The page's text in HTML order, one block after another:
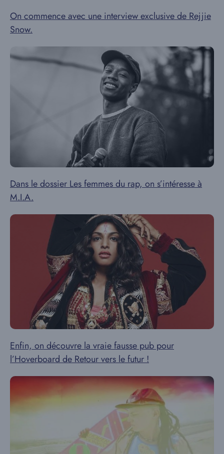
On commence avec une interview exclusive de Rejjie
Snow.
Dans le dossier Les femmes du rap, on s’intéresse à
M.I.A.
Enfin, on découvre la vraie fausse pub pour
l’Hoverboard de Retour vers le futur !